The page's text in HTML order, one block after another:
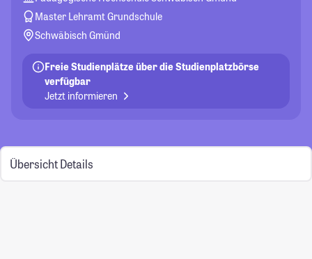
Master Lehramt Grundschule
Schwäbisch Gmünd
Freie Studienplätze über die Studienplatzbörse
verfügbar
Jetzt informieren
Übersicht Details